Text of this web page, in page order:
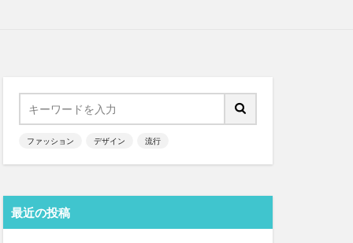
ファッション デザイン 流行
最近の投稿